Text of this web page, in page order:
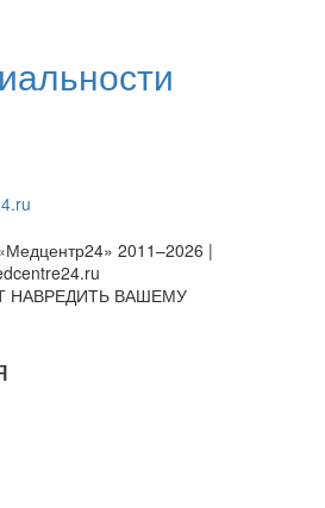
2011–2026 |
ВАШЕМУ